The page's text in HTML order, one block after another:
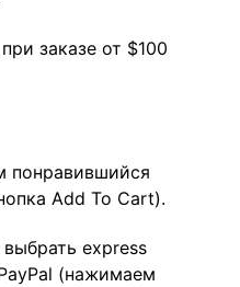
заказе от $100
понравившийся
Add To Cart).
express
(нажимаем